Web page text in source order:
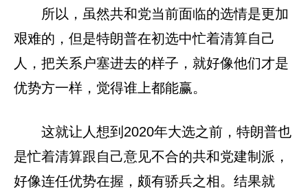
所以，虽然共和党当前面临的选情是更加
艰难的，但是特朗普在初选中忙着清算自己
人，把关系户塞进去的样子，就好像他们才是
优势方一样，觉得谁上都能赢。
这就让人想到2020年大选之前，特朗普也
是忙着清算跟自己意见不合的共和党建制派，
好像连任优势在握，颇有骄兵之相。结果就